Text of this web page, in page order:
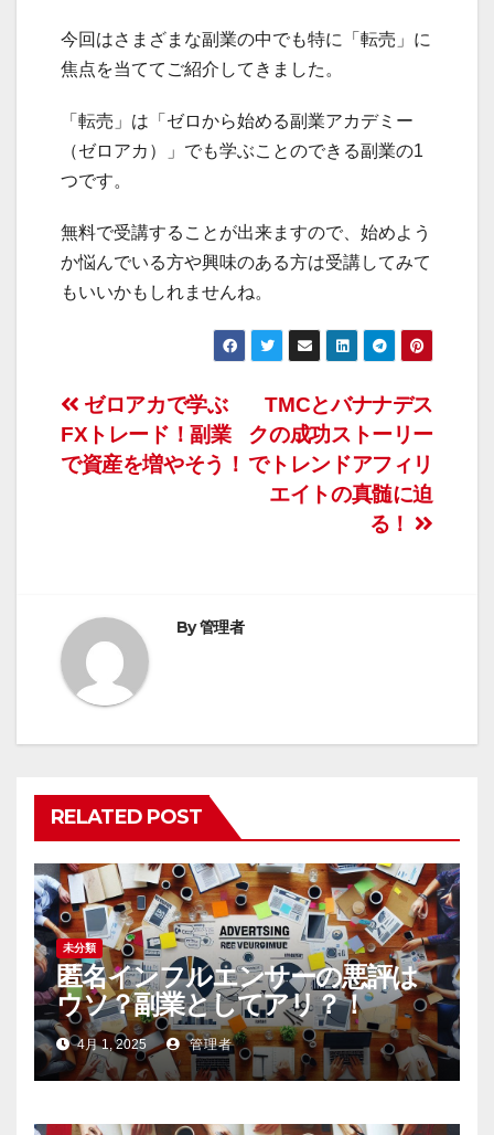
今回はさまざまな副業の中でも特に「転売」に
焦点を当ててご紹介してきました。
「転売」は「ゼロから始める副業アカデミー
（ゼロアカ）」でも学ぶことのできる副業の1
つです。
無料で受講することが出来ますので、始めよう
か悩んでいる方や興味のある方は受講してみて
もいいかもしれませんね。
投
稿
ー
シ
TMCとバナナデス
クの成功ストーリー
でトレンドアフィリ
エイトの真髄に迫
る！
ゼロアカで学ぶ
FXトレード！副業
で資産を増やそう！
By管理者
RELATED POST
未分類
匿名インフルエンサーの悪評は
ウソ？副業としてアリ？！
4月 1, 2025 管理者